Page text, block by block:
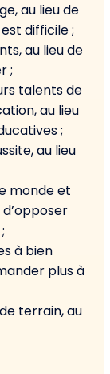
au lieu de
difficile ;
au lieu de
;
talents de
au lieu
;
au lieu
monde et
à bien
plus à
terrain, au